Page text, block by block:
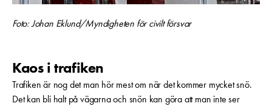
Foto: Johan Eklund/Myndigheten för civilt försvar
Kaos i trafiken
Trafiken är nog det man hör mest om när det kommer mycket snö.
Det kan bli halt på vägarna och snön kan göra att man inte ser